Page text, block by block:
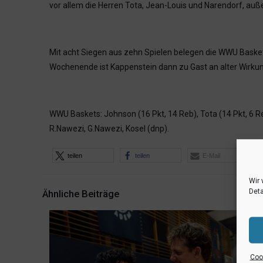
Wir
vor allem die Herren Tota, Jean-Louis und Narendorf,
Mit acht Siegen aus zehn Spielen belegen die WWU
Wochenende ist Kappenstein dann zu Gast an alter
WWU Baskets: Johnson (16 Pkt, 14 Reb), Tota (14 Pkt, 6
R.Nawezi, G.Nawezi, Kosel (dnp).
teilen teilen E-Mail
Ähnliche Beiträge